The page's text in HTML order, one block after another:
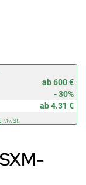
ab 600 €
- 30%
ab 4.31 €
MwSt.